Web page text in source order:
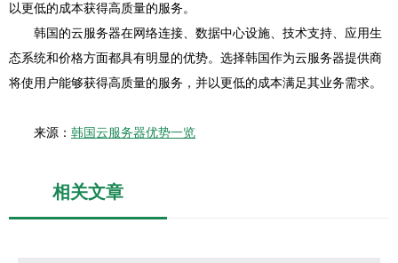
以更低的成本获得高质量的服务。
韩国的云服务器在网络连接、数据中心设施、技术支持、应用生
态系统和价格方面都具有明显的优势。选择韩国作为云服务器提供商
将使用户能够获得高质量的服务，并以更低的成本满足其业务需求。
来源： 韩国云服务器优势一览
相关文章